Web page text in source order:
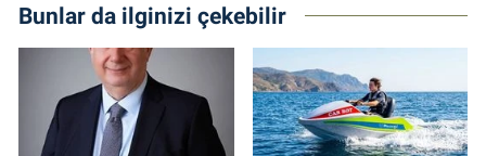
Bunlar da ilginizi çekebilir